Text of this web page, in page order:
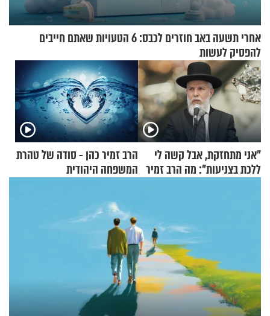
אחרי תשעה באב חוזרים לכבס: 6 הטעויות שאתם חייבים
להפסיק לעשות
"אני מתחזקת, אבל קשה לי
ללכת בצניעות": מה הרב זמיר
הרב זמיר כהן - סודה של טהרת
המשפחה היהודית